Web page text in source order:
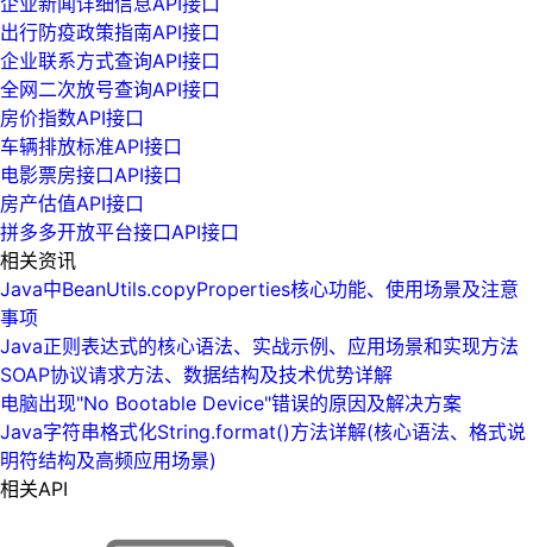
出行防疫政策指南API接口
企业联系方式查询API接口
全网二次放号查询API接口
房价指数API接口
车辆排放标准API接口
电影票房接口API接口
房产估值API接口
拼多多开放平台接口API接口
相关资讯
Java中BeanUtils.copyProperties核心功能、使用场景及注意
事项
Java正则表达式的核心语法、实战示例、应用场景和实现方法
SOAP协议请求方法、数据结构及技术优势详解
电脑出现"No Bootable Device"错误的原因及解决方案
Java字符串格式化String.format()方法详解(核心语法、格式说
明符结构及高频应用场景)
相关API